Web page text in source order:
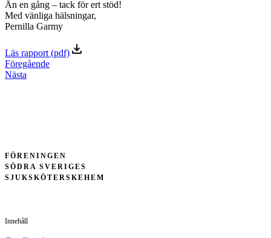
Än en gång – tack för ert stöd!
Med vänliga hälsningar,
Pernilla Garmy
Läs rapport (pdf)
Föregående
Nästa
FÖRENINGEN
SÖDRA SVERIGES
SJUKSKÖTERSKEHEM
Innehåll